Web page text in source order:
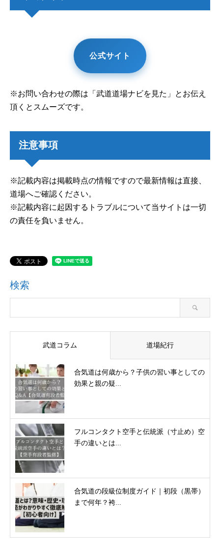
公式サイト
※お問い合わせの際は「武道道場ナビを見た」とお伝え
頂くとスムーズです。
注意事項
※記載内容は掲載時点の情報ですので最新情報は直接、
道場へご確認ください。
※記載内容に起因するトラブルについて当サイトは一切
の責任を負いません。
検索
武道コラム 道場紀行
合気道は何歳から？子供の習い事としての
効果と親の疑...
フルコンタクト空手と伝統派（寸止め）空
手の違いとは...
合気道の段級位制度ガイド｜初段（黒帯）
まで何年？袴...